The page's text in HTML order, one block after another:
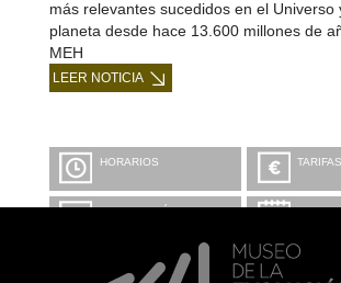
más relevantes sucedidos en el Universo
planeta desde hace 13.600 millones de
MEH
LEER NOTICIA
HORARIOS TARIFAS
INFORMACIÓN Y
VISITA CON
MICROEXPLICACIONES